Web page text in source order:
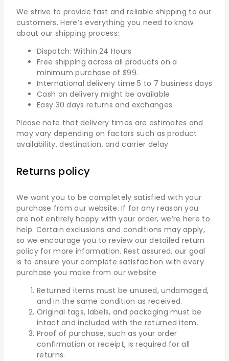
We strive to provide fast and reliable shipping to our
customers. Here’s everything you need to know
about our shipping process:
Dispatch: Within 24 Hours
Free shipping across all products on a
minimum purchase of $99.
International delivery time 5 to 7 business days
Cash on delivery might be available
Easy 30 days returns and exchanges
Please note that delivery times are estimates and
may vary depending on factors such as product
availability, destination, and carrier delay
Returns policy
We want you to be completely satisfied with your
purchase from our website. If for any reason you
are not entirely happy with your order, we’re here to
help. Certain exclusions and conditions may apply,
so we encourage you to review our detailed return
policy for more information. Rest assured, our goal
is to ensure your complete satisfaction with every
purchase you make from our website
Returned items must be unused, undamaged,
and in the same condition as received.
Original tags, labels, and packaging must be
intact and included with the returned item.
Proof of purchase, such as your order
confirmation or receipt, is required for all
returns.